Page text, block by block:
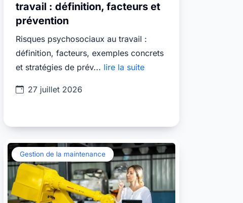
travail : définition, facteurs et
prévention
Risques psychosociaux au travail :
définition, facteurs, exemples concrets
et stratégies de prév... lire la suite
27 juillet 2026
Gestion de la maintenance